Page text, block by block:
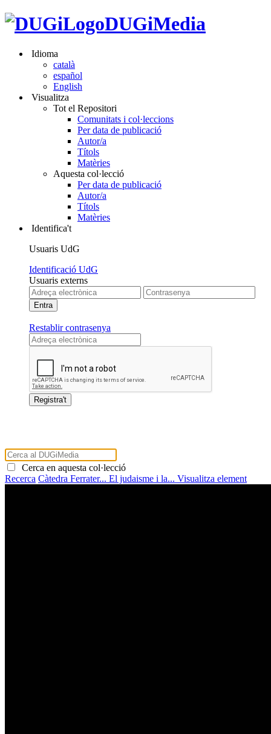
DUGiMedia
Idioma
català
español
English
Visualitza
Tot el Repositori
Comunitats i col·leccions
Per data de publicació
Autor/a
Títols
Matèries
Aquesta col·lecció
Per data de publicació
Autor/a
Títols
Matèries
Identifica't
Usuaris UdG
Identificació UdG
Usuaris externs
Restablir contrasenya
Cerca en aquesta col·lecció
Recerca Càtedra Ferrater... El judaisme i la... Visualitza element